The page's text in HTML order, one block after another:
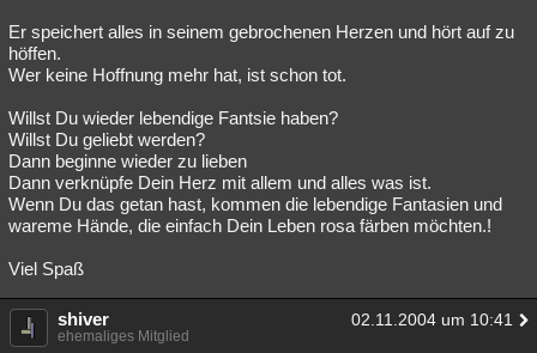
Er speichert alles in seinem gebrochenen Herzen und hört auf zu
höffen.
Wer keine Hoffnung mehr hat, ist schon tot.
Willst Du wieder lebendige Fantsie haben?
Willst Du geliebt werden?
Dann beginne wieder zu lieben
Dann verknüpfe Dein Herz mit allem und alles was ist.
Wenn Du das getan hast, kommen die lebendige Fantasien und
wareme Hände, die einfach Dein Leben rosa färben möchten.!
Viel Spaß
shiver 02.11.2004 um 10:41
ehemaliges Mitglied